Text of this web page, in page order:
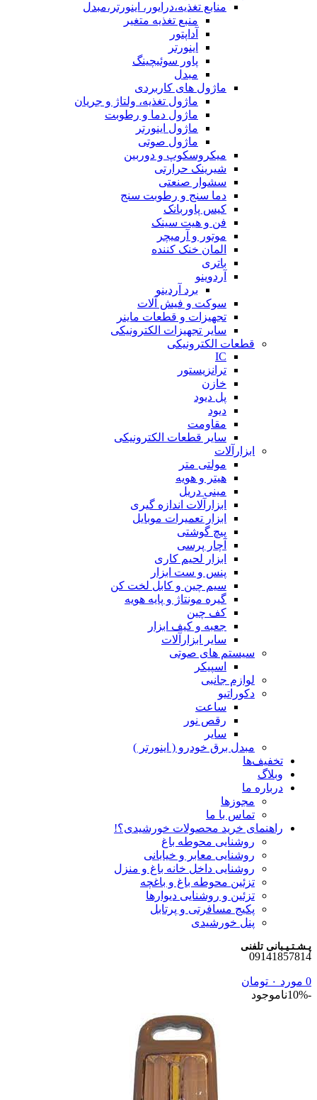
منابع تغذیه،درایور، اینورتر،مبدل
منبع تغذیه متغیر
آداپتور
اینورتر
پاور سوئیچینگ
مبدل
ماژول های کاربردی
ماژول تغذیه، ولتاژ و جریان
ماژول دما و رطوبت
ماژول اینورتر
ماژول صوتی
میکروسکوپ و دوربین
شیرینک حرارتی
سشوار صنعتی
دما سنج و رطوبت سنج
کیس پاوربانک
فن و هیت سینک
موتور و آرمیچر
المان خنک کننده
باتری
آردوینو
برد آردینو
سوکت و فیش آلات
تجهیزات و قطعات ماینر
سایر تجهیزات الکترونیکی
قطعات الکترونیکی
IC
ترانزیستور
خازن
پل دیود
دیود
مقاومت
سایر قطعات الکترونیکی
ابزارآلات
مولتی متر
هیتر و هویه
مینی دریل
ابزارآلات اندازه گیری
ابزار تعمیرات موبایل
پیچ گوشتی
آچار پرسی
ابزار لحیم کاری
پنس و ست ابزار
سیم چین و کابل لخت کن
گیره مونتاژ و پایه هویه
کف چین
جعبه و کیف ابزار
سایر ابزارآلات
سیستم های صوتی
اسپیکر
لوازم جانبی
دکوراتیو
ساعت
رقص نور
سایر
مبدل برق خودرو ( اینورتر )
تخفیف‌ها
وبلاگ
درباره ما
مجوزها
تماس با ما
راهنمای خرید محصولات خورشیدی؟!
روشنایی محوطه باغ
روشنایی معابر و خیابانی
روشنایی داخل خانه باغ و منزل
تزئین محوطه باغ و باغچه
تزئین و روشنایی دیوارها
پکیج مسافرتی و پرتابل
پنل خورشیدی
پـشـتـیـبانی تلفنی
09141857814
0 مورد ۰ تومان
-10%
ناموجود